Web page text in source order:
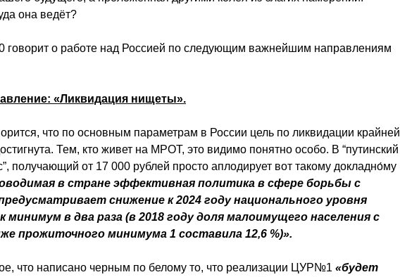
она ведёт?
говорит о работе над Россией по следующим важнейшим направлениям
«Ликвидация нищеты».
что по основным параметрам в России цель по ликвидации крайней
Тем, кто живет на МРОТ, это видимо понятно особо. В “путинский
получающий от 17 000 рублей просто аплодирует вот такому докладно́му
в стране эффективная политика в сфере борьбы с
снижение к 2024 году национального уровня
минимум в два раза (в 2018 году доля малоимущего населения с
прожиточного минимума 1 составила 12,6 %)».
что написано черным по белому то, что реализации ЦУР№1 «будет